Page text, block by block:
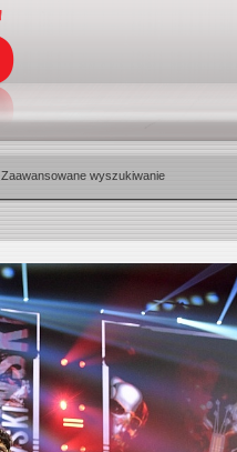
Zaawansowane wyszukiwanie